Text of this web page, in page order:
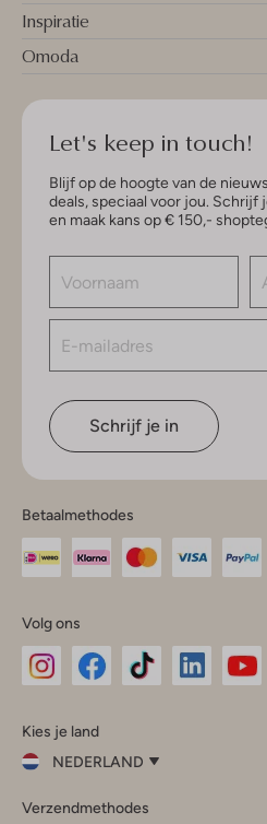
Inspiratie
Omoda
Let's keep in touch!
Blijf op de hoogte van de
deals, speciaal voor jou. Schrijf
en maak kans op € 150,-
Schrijf je in
Betaalmethodes
Volg ons
InstagramFacebook
Kies je land
NEDERLAND
je
Verzendmethodes